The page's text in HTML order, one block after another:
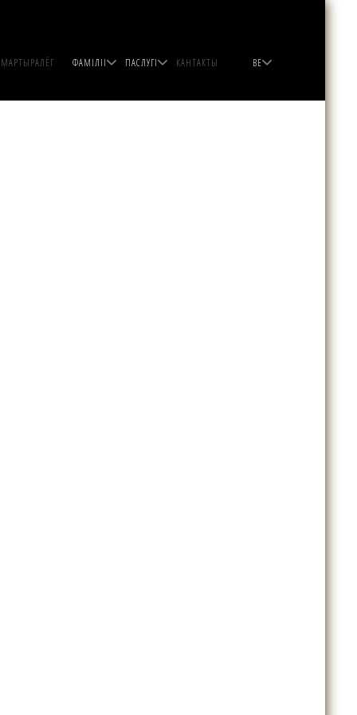
МАРТЫРАЛЁГ ФАМІЛІІ ПАСЛУГІ КАНТАКТЫ BE